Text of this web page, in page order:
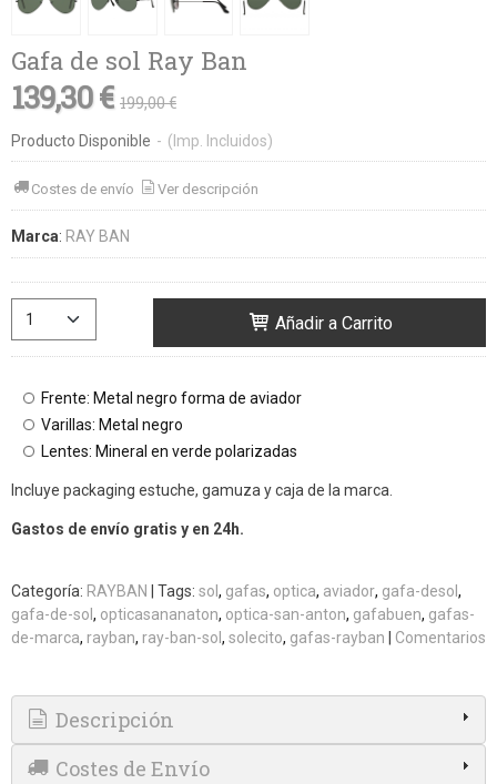
Gafa de sol Ray Ban
139,30 € 199,00 €
Producto Disponible - (Imp. Incluidos)
Costes de envío Ver descripción
Marca: RAY BAN
Añadir a Carrito
Frente: Metal negro forma de aviador
Varillas: Metal negro
Lentes: Mineral en verde polarizadas
Incluye packaging estuche, gamuza y caja de la marca.
Gastos de envío gratis y en 24h.
Categoría: RAYBAN Tags: sol gafas optica aviador gafa-desol
gafa-de-sol
opticasananaton optica-san-anton gafabuen gafas-
de-marca rayban ray-ban-sol solecito gafas-rayban Comentarios
Descripción
Costes de Envío